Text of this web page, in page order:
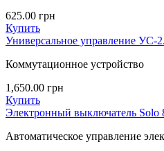
625.00 грн
Купить
Универсальное управление УС-
Коммутационное устройство
1,650.00 грн
Купить
Электронный выключатель Solo
Автоматическое управление